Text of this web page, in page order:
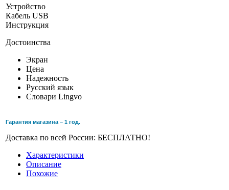
Устройство
Кабель USB
Инструкция
Достоинства
Экран
Цена
Надежность
Русский язык
Словари Lingvo
Гарантия магазина – 1 год.
Доставка по всей России: БЕСПЛАТНО!
Характеристики
Описание
Похожие